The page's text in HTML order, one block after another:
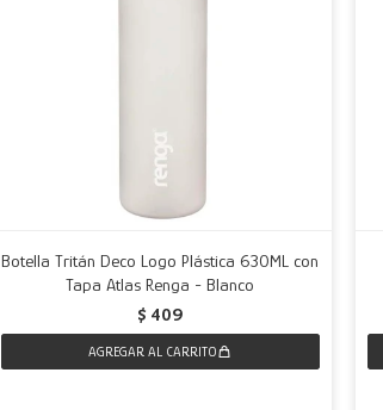
Botella Tritán Deco Logo Plástica 630ML con
Tapa Atlas Renga - Blanco
$ 409